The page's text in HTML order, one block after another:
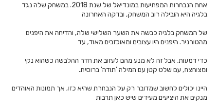
אחת הנבחרות המפתיעות במונדיאל של שנת 2018. במשחק שלה נגד
בלגיה היא הובילה רוב המשחק, ובדקה האחרונה
של המשחק בלגיה כבשה את השער השלישי שלה, והדיחה את היפנים
מהטורניר. היפנים היו עצובים ומאוכזבים מאוד, עד
כדי דמעות. אבל זה לא מנע מהם לעזוב את חדר ההלבשה כשהוא נקי
ומצוחצח, עם שלט קטן עם המילה 'תודה' ברוסית.
היינו יכולים לחשוב שמדובר רק על הנבחרת שהיא כזו, אך תמונות האוהדים
מנקים את היציעים מעידים שיש כאן תרבות